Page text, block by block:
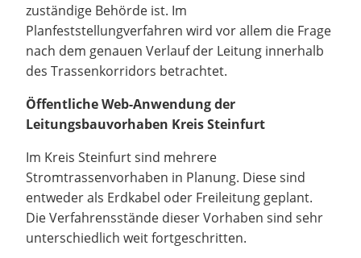
zuständige Behörde ist. Im
Planfeststellungverfahren wird vor allem die Frage
nach dem genauen Verlauf der Leitung innerhalb
des Trassenkorridors betrachtet.
Öffentliche Web-Anwendung der
Leitungsbauvorhaben Kreis Steinfurt
Im Kreis Steinfurt sind mehrere
Stromtrassenvorhaben in Planung. Diese sind
entweder als Erdkabel oder Freileitung geplant.
Die Verfahrensstände dieser Vorhaben sind sehr
unterschiedlich weit fortgeschritten.